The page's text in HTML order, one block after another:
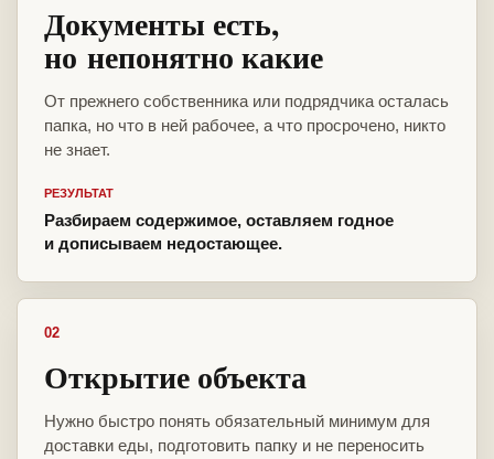
Документы есть,
но непонятно какие
От прежнего собственника или подрядчика осталась
папка, но что в ней рабочее, а что просрочено, никто
не знает.
РЕЗУЛЬТАТ
Разбираем содержимое, оставляем годное
и дописываем недостающее.
02
Открытие объекта
Нужно быстро понять обязательный минимум для
доставки еды, подготовить папку и не переносить